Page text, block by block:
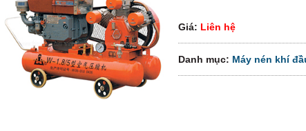
Giá: Liên hệ
Danh mục: Máy nén khí